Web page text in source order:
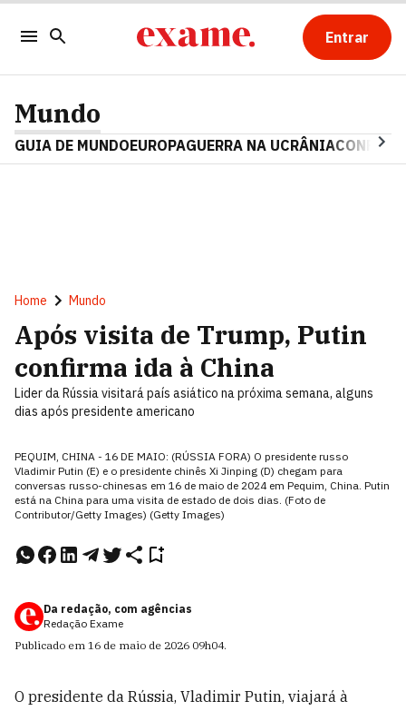
Entrar
Mundo
GUIA DE MUNDOEUROPAGUERRA NA UCRÂNIA
Home Mundo
Após visita de Trump, Putin
confirma ida à China
Lider da Rússia visitará país asiático na próxima semana, alguns
dias após presidente americano
PEQUIM, CHINA - 16 DE MAIO: (RÚSSIA FORA) O presidente russo
Vladimir Putin (E) e o presidente chinês Xi Jinping (D) chegam para
conversas russo-chinesas em 16 de maio de 2024 em Pequim, China. Putin
está na China para uma visita de estado de dois dias. (Foto de
Contributor/Getty Images) (Getty Images)
Da redação, com agências
Redação Exame
Publicado em 16 de maio de 2026 09h04.
O presidente da Rússia, Vladimir Putin, viajará à